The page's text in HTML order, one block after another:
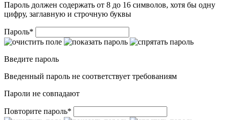
Пароль должен содержать от 8 до 16 символов, хотя бы одну
цифру, заглавную и строчную буквы
Пароль*
Введите пароль
Введенный пароль не соответствует требованиям
Пароли не совпадают
Повторите пароль*